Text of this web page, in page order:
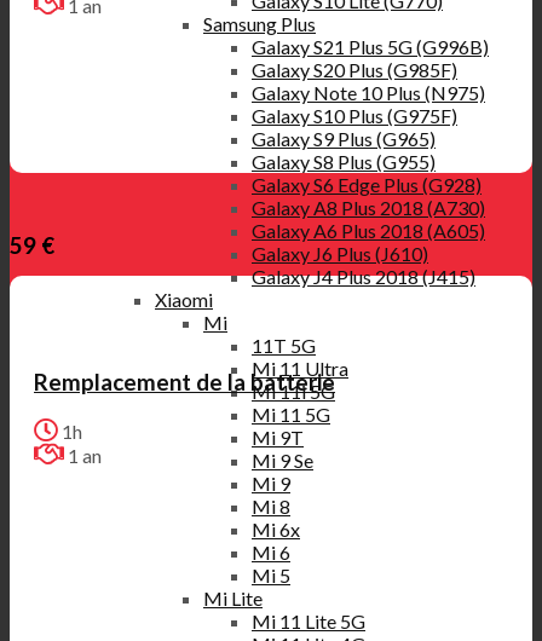
Samsung Plus
Galaxy S21 Plus 5G (G996B)
Galaxy S20 Plus (G985F)
Galaxy Note 10 Plus (N975)
Galaxy S10 Plus (G975F)
Galaxy S9 Plus (G965)
Galaxy S8 Plus (G955)
Galaxy S6 Edge Plus (G928)
Galaxy A8 Plus 2018 (A730)
Galaxy A6 Plus 2018 (A605)
Galaxy J6 Plus (J610)
Galaxy J4 Plus 2018 (J415)
Xiaomi
Mi
11T 5G
Mi 11 Ultra
Mi 11i 5G
Mi 11 5G
Mi 9T
Mi 9 Se
Mi 9
Mi 8
Mi 6x
Mi 6
Mi 5
Mi Lite
Mi 11 Lite 5G
1 an
59 €
Remplacement de la batterie
1h
1 an